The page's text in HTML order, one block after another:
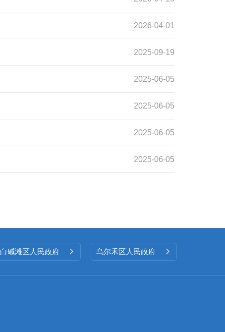
2026-04-01
2025-09-19
2025-06-05
2025-06-05
2025-06-05
2025-06-05
白碱滩区人民政府  乌尔禾区人民政府 